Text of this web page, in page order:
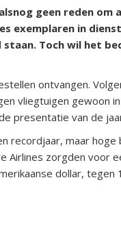
geen reden om
exemplaren in
Toch wil het
ontvangen.
vliegtuigen gewoon
presentatie van de
recordjaar, maar
Airlines zorgden voor
dollar, tegen